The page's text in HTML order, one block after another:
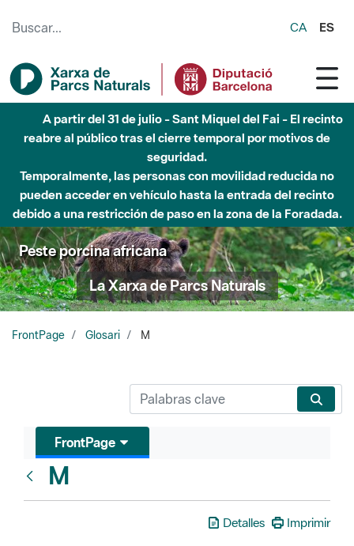
CA ES
A partir del 31 de julio - Sant Miquel del Fai - El recinto
reabre al público tras el cierre temporal por motivos de
seguridad.
Temporalmente, las personas con movilidad reducida no
pueden acceder en vehículo hasta la entrada del recinto
debido a una restricción de paso en la zona de la Foradada.
Peste porcina africana
La Xarxa de Parcs Naturals
FrontPage Glosari M
FrontPage
M
Detalles Imprimir